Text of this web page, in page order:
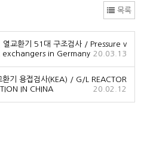
목록
열교환기 51대 구조검사 / Pressure v
in Germany 20.03.13
환기 용접검사(KEA) / G/L REACTOR
IN CHINA
20.02.12